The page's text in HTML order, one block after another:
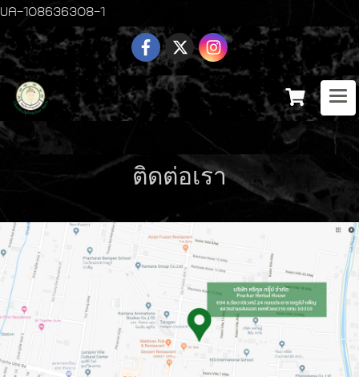
UA-108636308-1
ติดต่อเรา